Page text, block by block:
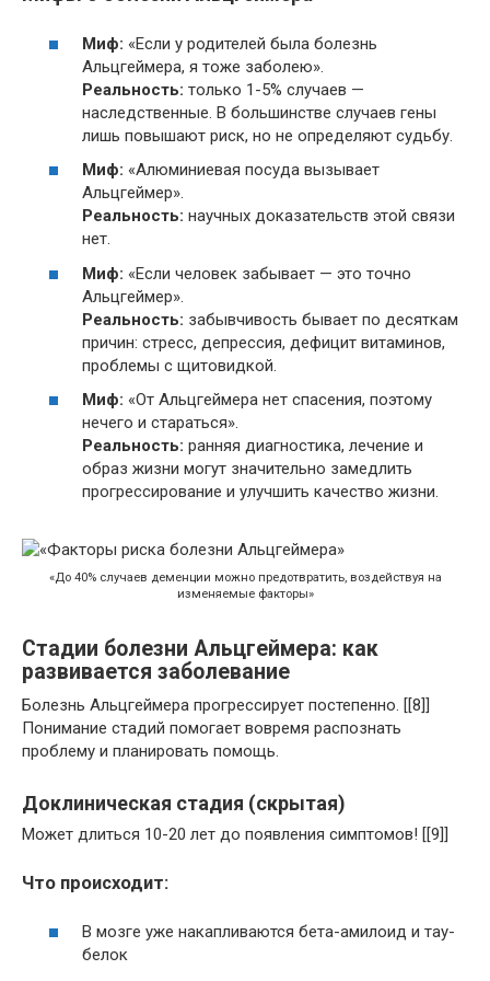
Миф: «Если у родителей была болезнь
Альцгеймера, я тоже заболею».
Реальность: только 1-5% случаев —
наследственные. В большинстве случаев гены
лишь повышают риск, но не определяют судьбу.
Миф: «Алюминиевая посуда вызывает
Альцгеймер».
Реальность: научных доказательств этой связи
нет.
Миф: «Если человек забывает — это точно
Альцгеймер».
Реальность: забывчивость бывает по десяткам
причин: стресс, депрессия, дефицит витаминов,
проблемы с щитовидкой.
Миф: «От Альцгеймера нет спасения, поэтому
нечего и стараться».
Реальность: ранняя диагностика, лечение и
образ жизни могут значительно замедлить
прогрессирование и улучшить качество жизни.
«До 40% случаев деменции можно предотвратить, воздействуя на
изменяемые факторы»
Стадии болезни Альцгеймера: как
развивается заболевание
Болезнь Альцгеймера прогрессирует постепенно. [[8]]
Понимание стадий помогает вовремя распознать
проблему и планировать помощь.
Доклиническая стадия (скрытая)
Может длиться 10-20 лет до появления симптомов! [[9]]
Что происходит:
В мозге уже накапливаются бета-амилоид и тау-
белок